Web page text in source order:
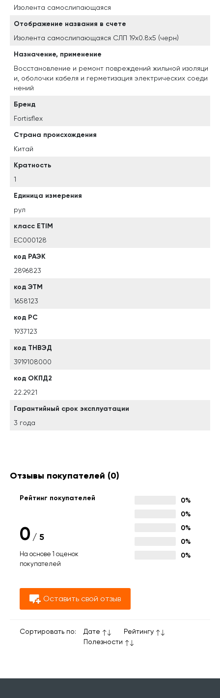
Изолента самослипающаяся
Отображение названия в счете
Изолента самослипающаяся СЛП 19х0.8х5 (черн)
Назначение, применение
Восстановление и ремонт повреждений жильной изоляци
и, оболочки кабеля и герметизация электрических соеди
нений
Бренд
Fortisflex
Страна происхождения
Китай
Кратность
1
Единица измерения
рул
класс ETIM
EC000128
код РАЭК
2896823
код ЭТМ
1658123
код РС
1937123
код ТНВЭД
3919108000
код ОКПД2
22.29.21
Гарантийный срок эксплуатации
3 года
Отзывы покупателей (0)
Рейтинг покупателей
0 / 5
На основе 1 оценок
покупателей
0%
0%
0%
0%
0%
Оставить свой отзыв
Сортировать по: Дате
Рейтингу
Полезности